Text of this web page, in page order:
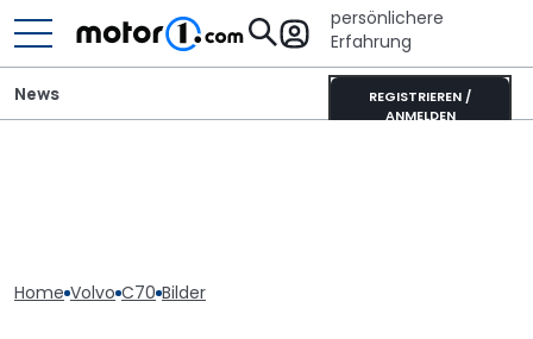
persönlichere
Erfahrung
REGISTRIEREN /
ANMELDEN
News
Home Volvo C70 Bilder